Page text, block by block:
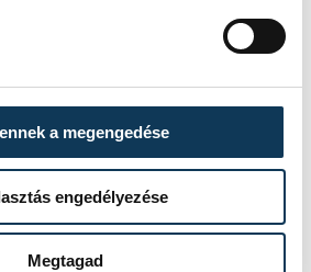
a megengedése
engedélyezése
Megtagad
Kereskedelmi és